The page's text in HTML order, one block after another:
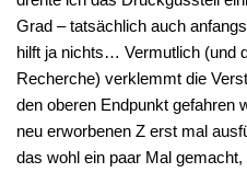
Grad – tatsächlich auch
hilft ja nichts… Vermutlich (und
Recherche) verklemmt die
den oberen Endpunkt gefahren
neu erworbenen Z erst mal
das wohl ein paar Mal